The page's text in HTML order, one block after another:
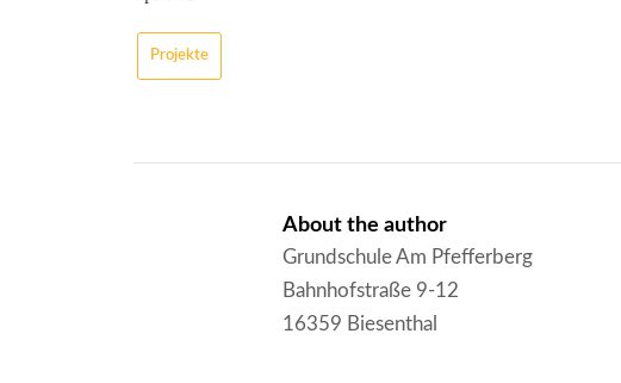
Projekte
About the author
Grundschule Am Pfefferberg
Bahnhofstraße 9-12
16359 Biesenthal